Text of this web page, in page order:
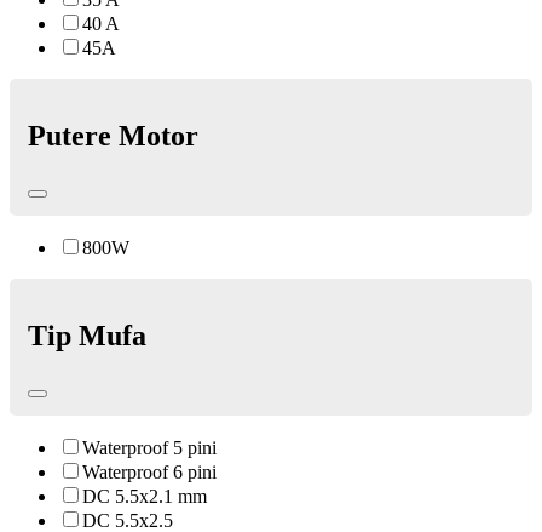
40 A
45A
Putere Motor
800W
Tip Mufa
Waterproof 5 pini
Waterproof 6 pini
DC 5.5x2.1 mm
DC 5.5x2.5